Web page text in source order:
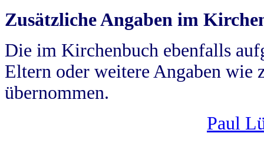
Zusätzliche Angaben im
Die im Kirchenbuch ebenfalls
Eltern oder weitere Angaben wie
übernommen.
Paul